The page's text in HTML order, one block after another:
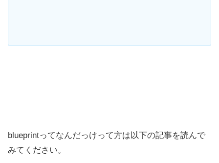
blueprintってなんだっけって方は以下の記事を読んで
みてください。